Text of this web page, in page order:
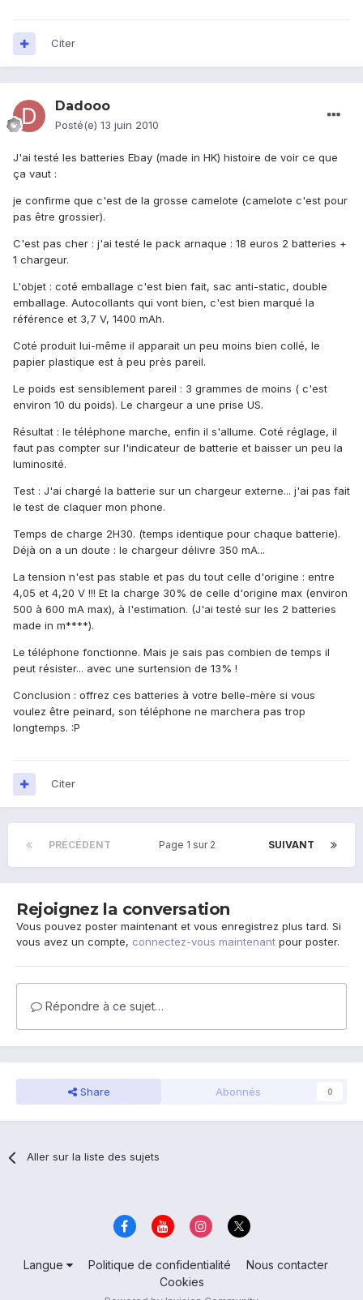
Citer
Dadooo
Posté(e) 13 juin 2010
J'ai testé les batteries Ebay (made in HK) histoire de voir ce que
ça vaut :
je confirme que c'est de la grosse camelote (camelote c'est pour
pas être grossier).
C'est pas cher : j'ai testé le pack arnaque : 18 euros 2 batteries +
1 chargeur.
L'objet : coté emballage c'est bien fait, sac anti-static, double
emballage. Autocollants qui vont bien, c'est bien marqué la
référence et 3,7 V, 1400 mAh.
Coté produit lui-même il apparait un peu moins bien collé, le
papier plastique est à peu près pareil.
Le poids est sensiblement pareil : 3 grammes de moins ( c'est
environ 10 du poids). Le chargeur a une prise US.
Résultat : le téléphone marche, enfin il s'allume. Coté réglage, il
faut pas compter sur l'indicateur de batterie et baisser un peu la
luminosité.
Test : J'ai chargé la batterie sur un chargeur externe... j'ai pas fait
le test de claquer mon phone.
Temps de charge 2H30. (temps identique pour chaque batterie).
Déjà on a un doute : le chargeur délivre 350 mA...
La tension n'est pas stable et pas du tout celle d'origine : entre
4,05 et 4,20 V !!! Et la charge 30% de celle d'origine max (environ
500 à 600 mA max), à l'estimation. (J'ai testé sur les 2 batteries
made in m****).
Le téléphone fonctionne. Mais je sais pas combien de temps il
peut résister... avec une surtension de 13% !
Conclusion : offrez ces batteries à votre belle-mère si vous
voulez être peinard, son téléphone ne marchera pas trop
longtemps. :P
Citer
PRÉCÉDENT SUIVANT
Page 1 sur 2
Rejoignez la conversation
Vous pouvez poster maintenant et vous enregistrez plus tard. Si
vous avez un compte, connectez-vous maintenant pour poster.
Répondre à ce sujet…
Share Abonnés 0
Aller sur la liste des sujets
Langue Politique de confidentialité
Nous contacter
Cookies